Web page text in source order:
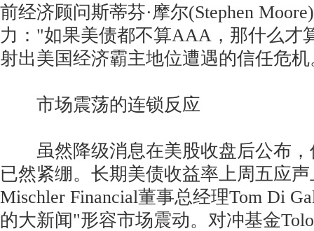
前经济顾问斯蒂芬·摩尔(Stephen
力："如果美债都不算AAA，那什么才
射出美国经济霸主地位遭遇的信任危机
市场震荡的连锁反应
虽然降级消息在美股收盘后公布，
已然紧绷。长期美债收益率上周五应
Mischler Financial董事总经理Tom Di
的大新闻"形容市场震动。对冲基金